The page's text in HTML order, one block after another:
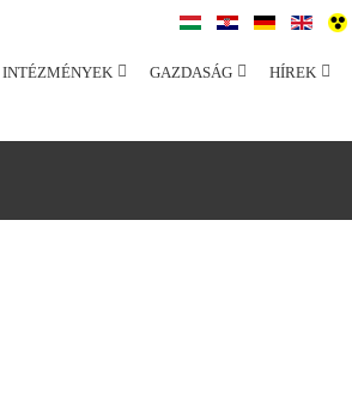
INTÉZMÉNYEK GAZDASÁG HÍREK